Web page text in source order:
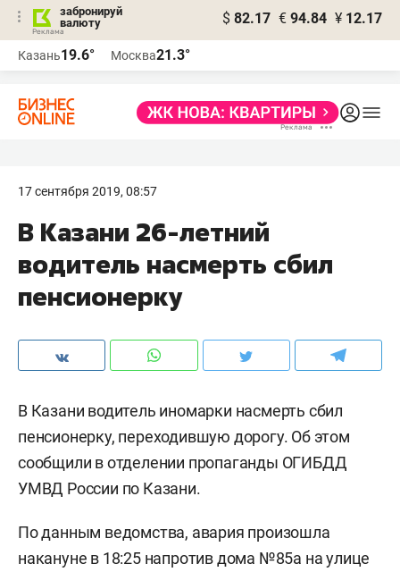
забронируй
валюту
$ 82.17 € 94.84 ¥ 12.17
Казань19.6° Москва21.3°
17 сентября 2019, 08:57
В Казани 26-летний
водитель насмерть сбил
пенсионерку
В Казани водитель иномарки насмерть сбил
пенсионерку, переходившую дорогу. Об этом
сообщили в отделении пропаганды ОГИБДД
УМВД России по Казани.
По данным ведомства, авария произошла
накануне в 18:25 напротив дома №85а на улице